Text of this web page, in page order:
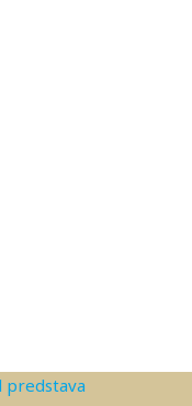
predstava